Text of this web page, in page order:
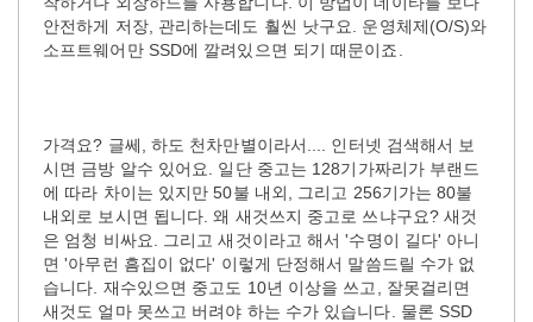
안전하게 저장, 관리하는데도 훨씬 낫구요. 운영체제(O/S)와
소프트웨어만 SSD에 깔려있으면 되기 때문이죠.
가격요? 글쎄, 하도 천차만별이라서.... 인터넷 검색해서 보
시면 금방 알수 있어요. 일단 중고는 128기가짜리가 부랜드
에 따라 차이는 있지만 50불 내외, 그리고 256기가는 80불
내외로 보시면 됩니다. 왜 새것쓰지 중고로 쓰냐구요? 새것
은 엄청 비싸요. 그리고 새것이라고 해서 '수명이 길다' 아니
면 '아무런 흠집이 없다' 이렇게 단정해서 말씀드릴 수가 없
습니다. 재수있으면 중고도 10년 이상을 쓰고, 잘못걸리면
새것도 얼마 못쓰고 버려야 하는 수가 있습니다. 물론 SSD